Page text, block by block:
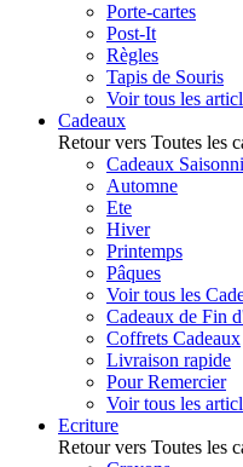
Porte-cartes
Post-It
Règles
Tapis de Souris
Voir tous les
Cadeaux
Retour vers Toutes les
Cadeaux
Automne
Ete
Hiver
Printemps
Pâques
Voir tous les
Cadeaux de Fin
Coffrets Cadeaux
Livraison rapide
Pour Remercier
Voir tous les
Ecriture
Retour vers Toutes les